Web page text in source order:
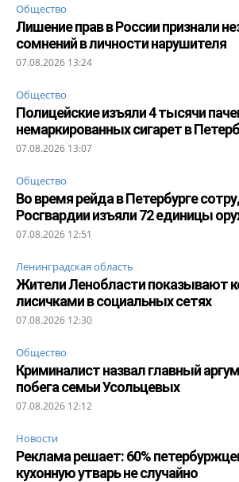
Общество
Лишение прав в России признали
сомнений в личности нарушителя
07.08.2026 13:24
Общество
Полицейские изъяли 4 тысячи
немаркированных сигарет в
07.08.2026 13:07
Общество
Во время рейда в Петербурге
Росгвардии изъяли 72 единицы
07.08.2026 12:51
Ленинградская область
Жители Ленобласти показывают
лисичками в социальных сетях
07.08.2026 12:30
Общество
Криминалист назвал главный
побега семьи Усольцевых
07.08.2026 12:12
Новости
Реклама решает: 60%
кухонную утварь не случайно